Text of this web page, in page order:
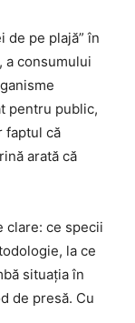
de pe plajă” în
a consumului
pentru public,
faptul că
arată că
clare: ce specii
la ce
situația în
de presă. Cu